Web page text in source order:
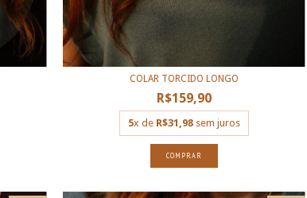
COLAR TORCIDO LONGO
R$159,90
5x de R$31,98sem juros
COMPRAR